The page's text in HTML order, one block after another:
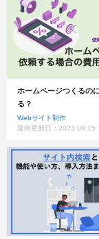
ホームページつくるの
る？
Webサイト制作
最終更新日：2023.09.15